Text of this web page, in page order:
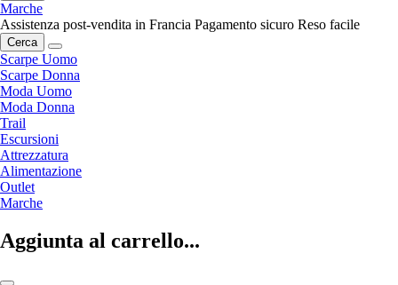
Marche
Assistenza post-vendita in Francia Pagamento sicuro Reso facile
Cerca
Scarpe Uomo
Scarpe Donna
Moda Uomo
Moda Donna
Trail
Escursioni
Attrezzatura
Alimentazione
Outlet
Marche
Aggiunta al carrello...